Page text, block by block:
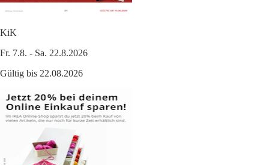
KiK
Fr. 7.8. - Sa. 22.8.2026
Gültig bis 22.08.2026